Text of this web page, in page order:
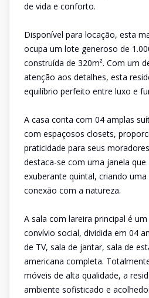
de vida e conforto.
Disponível para locação, esta
ocupa um lote generoso de
construída de 320m². Com um
atenção aos detalhes, esta
equilíbrio perfeito entre luxo e
A casa conta com 04 amplas
com espaçosos closets,
praticidade para seus
destaca-se com uma janela que
exuberante quintal, criando
conexão com a natureza.
A sala com lareira principal é
convívio social, dividida em 04
de TV, sala de jantar, sala de
americana completa.
móveis de alta qualidade, a
ambiente sofisticado e